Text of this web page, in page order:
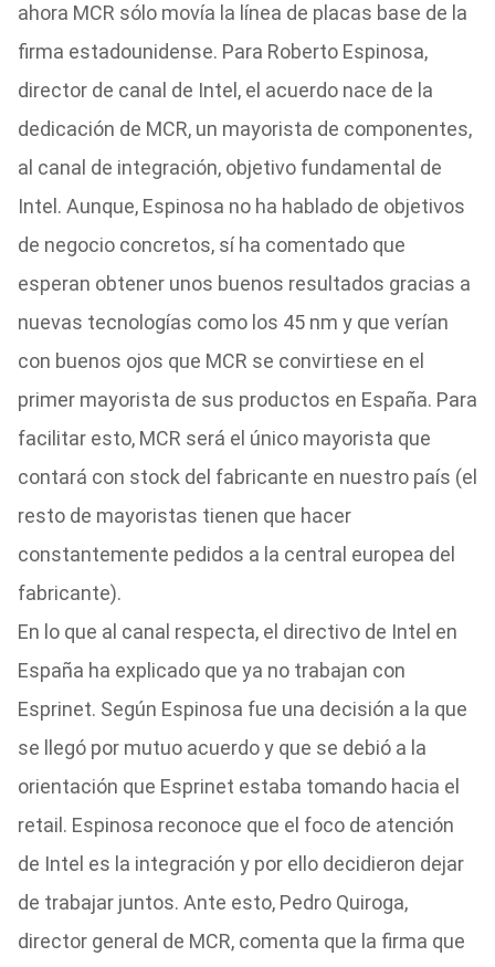
ahora MCR sólo movía la línea de placas base de la
firma estadounidense. Para Roberto Espinosa,
director de canal de Intel, el acuerdo nace de la
dedicación de MCR, un mayorista de componentes,
al canal de integración, objetivo fundamental de
Intel. Aunque, Espinosa no ha hablado de objetivos
de negocio concretos, sí ha comentado que
esperan obtener unos buenos resultados gracias a
nuevas tecnologías como los 45 nm y que verían
con buenos ojos que MCR se convirtiese en el
primer mayorista de sus productos en España. Para
facilitar esto, MCR será el único mayorista que
contará con stock del fabricante en nuestro país (el
resto de mayoristas tienen que hacer
constantemente pedidos a la central europea del
fabricante).
En lo que al canal respecta, el directivo de Intel en
España ha explicado que ya no trabajan con
Esprinet. Según Espinosa fue una decisión a la que
se llegó por mutuo acuerdo y que se debió a la
orientación que Esprinet estaba tomando hacia el
retail. Espinosa reconoce que el foco de atención
de Intel es la integración y por ello decidieron dejar
de trabajar juntos. Ante esto, Pedro Quiroga,
director general de MCR, comenta que la firma que